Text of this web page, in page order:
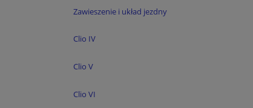
Zawieszenie i układ jezdny
Clio IV
Clio V
Clio VI